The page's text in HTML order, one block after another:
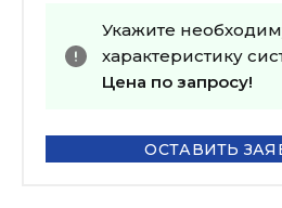
Укажите
характеристику
Цена по запросу!
ОСТАВИТЬ